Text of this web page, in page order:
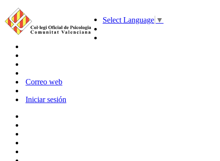
Select Language ▼
Correo web
Iniciar sesión